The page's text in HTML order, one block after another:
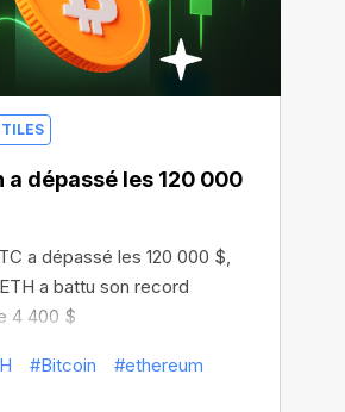
a dépassé les 120 000
a dépassé les 120 000 $,
a battu son record
4 400 $
#Bitcoin
#ethereum